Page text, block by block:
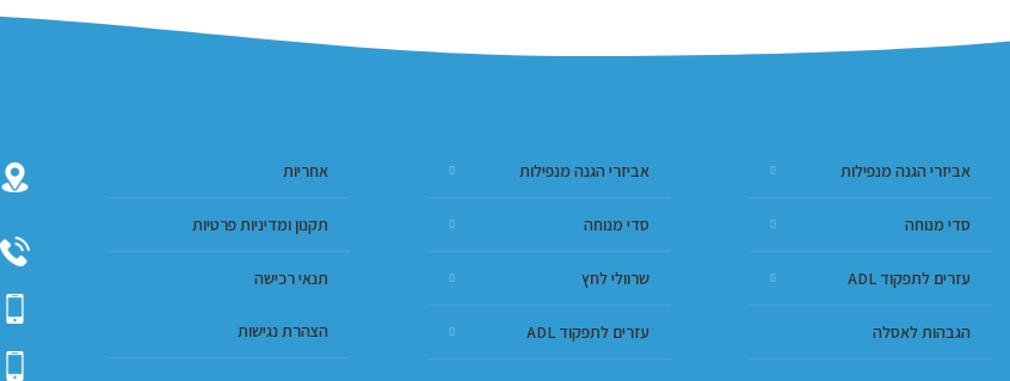
אביזרי הגנה מנפילות
סדי מנוחה
עזרים לתפקוד ADL
הגבהות לאסלה
אביזרי הגנה מנפילות
סדי מנוחה
שרוולי לחץ
עזרים לתפקוד ADL
אחריות
תקנון ומדיניות פרטיות
תנאי רכישה
הצהרת נגישות